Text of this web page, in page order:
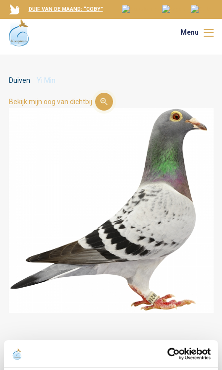
DUIF VAN DE MAAND: “COBY”
Menu
Duiven Yi Min
Bekijk mijn oog van dichtbij